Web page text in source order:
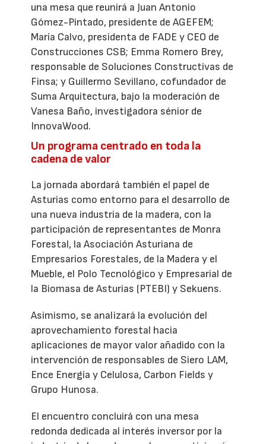
una mesa que reunirá a Juan Antonio
Gómez-Pintado, presidente de AGEFEM;
María Calvo, presidenta de FADE y CEO de
Construcciones CSB; Emma Romero Brey,
responsable de Soluciones Constructivas de
Finsa; y Guillermo Sevillano, cofundador de
Suma Arquitectura, bajo la moderación de
Vanesa Baño, investigadora sénior de
InnovaWood.
Un programa centrado en toda la
cadena de valor
La jornada abordará también el papel de
Asturias como entorno para el desarrollo de
una nueva industria de la madera, con la
participación de representantes de Monra
Forestal, la Asociación Asturiana de
Empresarios Forestales, de la Madera y el
Mueble, el Polo Tecnológico y Empresarial de
la Biomasa de Asturias (PTEBI) y Sekuens.
Asimismo, se analizará la evolución del
aprovechamiento forestal hacia
aplicaciones de mayor valor añadido con la
intervención de responsables de Siero LAM,
Ence Energía y Celulosa, Carbon Fields y
Grupo Hunosa.
El encuentro concluirá con una mesa
redonda dedicada al interés inversor por la